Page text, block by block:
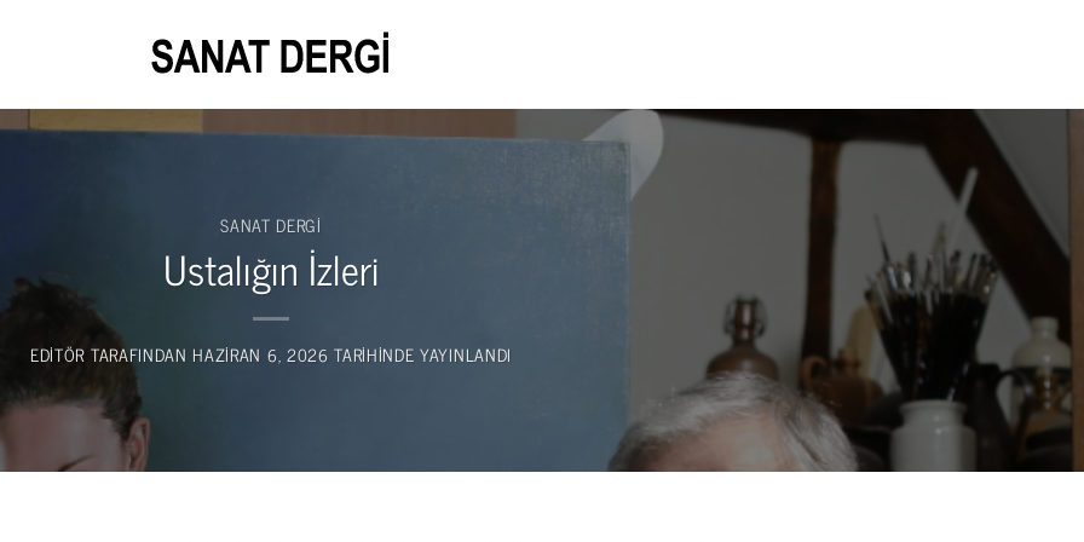
SANAT DERGI
Ustalığın İzleri
EDITÖR TARAFINDAN HAZIRAN 6, 2026 TARIHINDE YAYINLANDI